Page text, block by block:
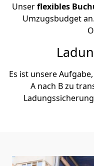
Unserflexibles
Umzugsbudget
Es ist unsere Aufgabe,
A nach B zu